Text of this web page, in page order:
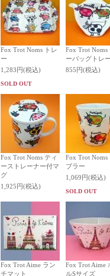
Fox Trot Noms トレ
ー
1,283円(税込)
SOLD OUT
Fox Trot Noms
ーバッグトレー
855円(税込)
Fox Trot Noms ティ
ーストレーナー付マ
グ
1,925円(税込)
Fox Trot Noms
ブラー
1,069円(税込)
SOLD OUT
Fox Trot Aime ラン
チマット
Fox Trot Aime
ルSサイズ